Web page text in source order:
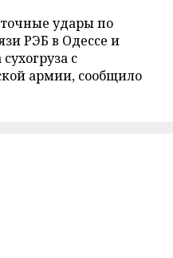
удары по
РЭБ в Одессе и
с
армии, сообщило